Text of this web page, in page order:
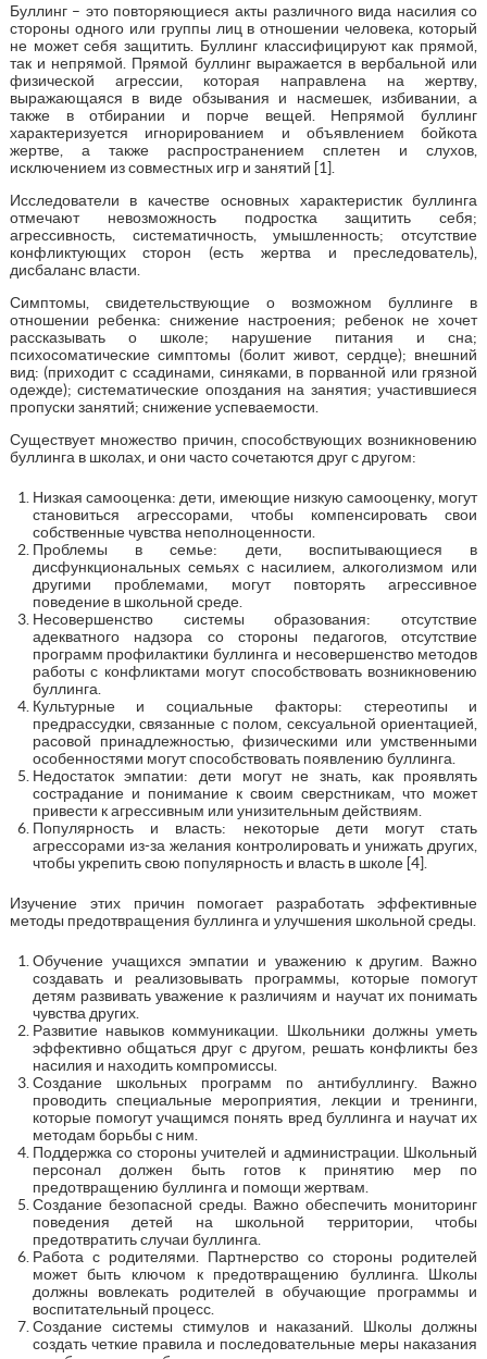
Буллинг – это повторяющиеся акты различного вида насилия со
стороны одного или группы лиц в отношении человека, который
не может себя защитить. Буллинг классифицируют как прямой,
так и непрямой. Прямой буллинг выражается в вербальной или
физической агрессии, которая направлена на жертву,
выражающаяся в виде обзывания и насмешек, избивании, а
также в отбирании и порче вещей. Непрямой буллинг
характеризуется игнорированием и объявлением бойкота
жертве, а также распространением сплетен и слухов,
исключением из совместных игр и занятий [1].
Исследователи в качестве основных характеристик буллинга
отмечают невозможность подростка защитить себя;
агрессивность, систематичность, умышленность; отсутствие
конфликтующих сторон (есть жертва и преследователь),
дисбаланс власти.
Симптомы, свидетельствующие о возможном буллинге в
отношении ребенка: снижение настроения; ребенок не хочет
рассказывать о школе; нарушение питания и сна;
психосоматические симптомы (болит живот, сердце); внешний
вид: (приходит с ссадинами, синяками, в порванной или грязной
одежде); систематические опоздания на занятия; участившиеся
пропуски занятий; снижение успеваемости.
Существует множество причин, способствующих возникновению
буллинга в школах, и они часто сочетаются друг с другом:
Низкая самооценка: дети, имеющие низкую самооценку, могут
становиться агрессорами, чтобы компенсировать свои
собственные чувства неполноценности.
Проблемы в семье: дети, воспитывающиеся в
дисфункциональных семьях с насилием, алкоголизмом или
другими проблемами, могут повторять агрессивное
поведение в школьной среде.
Несовершенство системы образования: отсутствие
адекватного надзора со стороны педагогов, отсутствие
программ профилактики буллинга и несовершенство методов
работы с конфликтами могут способствовать возникновению
буллинга.
Культурные и социальные факторы: стереотипы и
предрассудки, связанные с полом, сексуальной ориентацией,
расовой принадлежностью, физическими или умственными
особенностями могут способствовать появлению буллинга.
Недостаток эмпатии: дети могут не знать, как проявлять
сострадание и понимание к своим сверстникам, что может
привести к агрессивным или унизительным действиям.
Популярность и власть: некоторые дети могут стать
агрессорами из-за желания контролировать и унижать других,
чтобы укрепить свою популярность и власть в школе [4].
Изучение этих причин помогает разработать эффективные
методы предотвращения буллинга и улучшения школьной среды.
Обучение учащихся эмпатии и уважению к другим. Важно
создавать и реализовывать программы, которые помогут
детям развивать уважение к различиям и научат их понимать
чувства других.
Развитие навыков коммуникации. Школьники должны уметь
эффективно общаться друг с другом, решать конфликты без
насилия и находить компромиссы.
Создание школьных программ по антибуллингу. Важно
проводить специальные мероприятия, лекции и тренинги,
которые помогут учащимся понять вред буллинга и научат их
методам борьбы с ним.
Поддержка со стороны учителей и администрации. Школьный
персонал должен быть готов к принятию мер по
предотвращению буллинга и помощи жертвам.
Создание безопасной среды. Важно обеспечить мониторинг
поведения детей на школьной территории, чтобы
предотвратить случаи буллинга.
Работа с родителями. Партнерство со стороны родителей
может быть ключом к предотвращению буллинга. Школы
должны вовлекать родителей в обучающие программы и
воспитательный процесс.
Создание системы стимулов и наказаний. Школы должны
создать четкие правила и последовательные меры наказания